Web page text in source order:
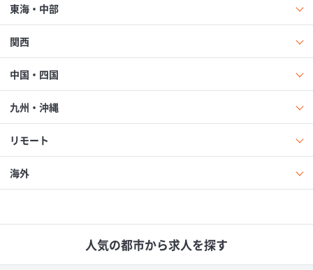
東海・中部
関西
中国・四国
九州・沖縄
リモート
海外
人気の都市から求人を探す